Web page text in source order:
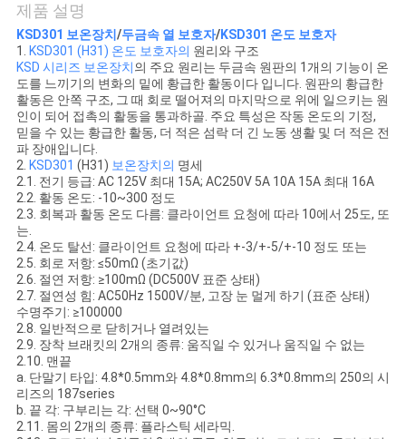
처
뉴
스
모
든
케
이
스
사
이
제품 설명
KSD301 보온장치 /두금속 열 보호자/KSD301 온도 보호자
1. KSD301 (H31) 온도 보호자의 원리와 구조
KSD 시리즈 보온장치의 주요 원리는 두금속 원판의 1개의 기능이 온
도를 느끼기의 변화의 밑에 황급한 활동이다 입니다. 원판의 황급한
활동은 안쪽 구조, 그 때 회로 떨어져의 마지막으로 위에 일으키는 원
인이 되어 접촉의 활동을 통과하골. 주요 특성은 작동 온도의 기정,
믿을 수 있는 황급한 활동, 더 적은 섬락 더 긴 노동 생활 및 더 적은 전
파 장애입니다.
2. KSD301 (H31) 보온장치의 명세
2.1. 전기 등급: AC 125V 최대 15A; AC250V 5A 10A 15A 최대 16A
2.2. 활동 온도: -10~300 정도
2.3. 회복과 활동 온도 다름: 클라이언트 요청에 따라 10에서 25도, 또
는.
2.4. 온도 탈선: 클라이언트 요청에 따라 +-3/+-5/+-10 정도 또는
2.5. 회로 저항: ≤50mΩ (초기값)
2.6. 절연 저항: ≥100mΩ (DC500V 표준 상태)
2.7. 절연성 힘: AC50Hz 1500V/분, 고장 눈 멀게 하기 (표준 상태)
수명주기: ≥100000
2.8. 일반적으로 닫히거나 열려있는
2.9. 장착 브래킷의 2개의 종류: 움직일 수 있거나 움직일 수 없는
2.10. 맨끝
a. 단말기 타입: 4.8*0.5mm와 4.8*0.8mm의 6.3*0.8mm의 250의 시
리즈의 187series
b. 끝 각: 구부리는 각: 선택 0~90°C
2.11. 몸의 2개의 종류: 플라스틱 세라믹.